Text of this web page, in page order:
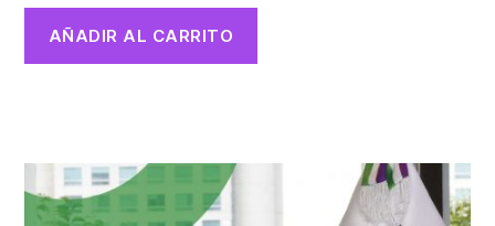
AÑADIR AL CARRITO